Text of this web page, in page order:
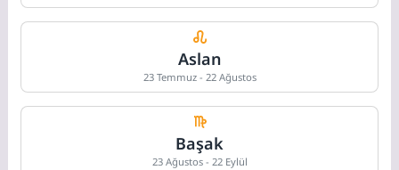
Aslan
23 Temmuz - 22 Ağustos
Başak
23 Ağustos - 22 Eylül